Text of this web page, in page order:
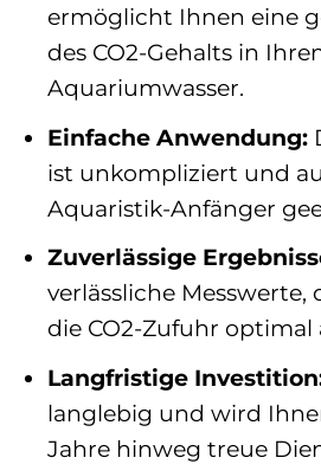
ermöglicht Ihnen eine
des CO2-Gehalts in
Aquariumwasser.
Einfache Anwendung:
ist unkompliziert und
Aquaristik-Anfänger
Zuverlässige
verlässliche Messwerte,
die CO2-Zufuhr optimal
Langfristige
langlebig und wird
Jahre hinweg treue